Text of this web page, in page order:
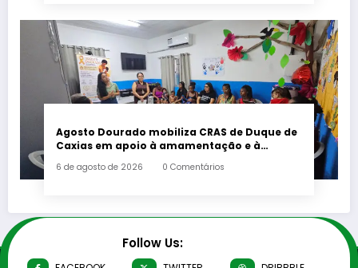
Agosto Dourado mobiliza CRAS de Duque de
Caxias em apoio à amamentação e à
6 de agosto de 2026 0 Comentários
Follow Us: